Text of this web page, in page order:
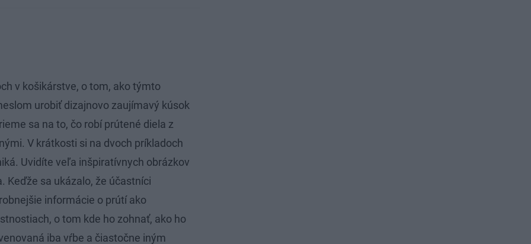
v košikárstve, o tom, ako týmto
urobiť dizajnovo zaujímavý kúsok
sa na to, čo robí prútené diela z
V krátkosti si na dvoch príkladoch
Uvidíte veľa inšpiratívnych obrázkov
Keďže sa ukázalo, že účastníci
informácie o prútí ako
o tom kde ho zohnať, ako ho
iba vŕbe a čiastočne iným